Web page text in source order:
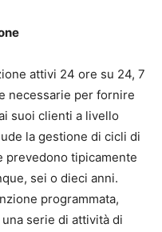
attivi 24 ore su 24, 7
necessarie per fornire
suoi clienti a livello
la gestione di cicli di
prevedono tipicamente
sei o dieci anni.
programmata,
serie di attività di